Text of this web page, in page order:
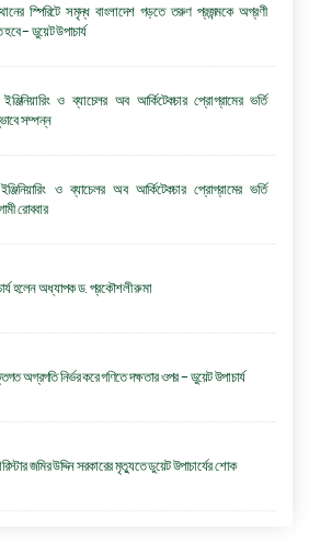
স্পিরিটে সমৃদ্ধ বাংলাদেশ গড়তে তরুণ প্রজন্মকে অগ্রণী
- ডুয়েট উপাচার্য
ও ব্যাচেলর অব আর্কিটেকচার প্রোগ্রামের ভর্তি
সম্পন্ন
ও ব্যাচেলর অব আর্কিটেকচার প্রোগ্রামের ভর্তি
রোববার
হলেন অধ্যাপক ড. প্রকৌশলী রুমা
অগ্রগতি নির্ভর করে গণিতে দক্ষতার ওপর - ডুয়েট উপাচার্য
জমির উদ্দিন সরকারের মৃত্যুতে ডুয়েট উপাচার্যের শোক